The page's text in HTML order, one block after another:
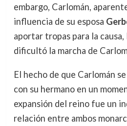
embargo, Carlomán,
influencia de su esposa
aportar tropas para la
dificultó la marcha de
El hecho de que Carlomán
con su hermano en un
expansión del reino fue un
relación entre ambos